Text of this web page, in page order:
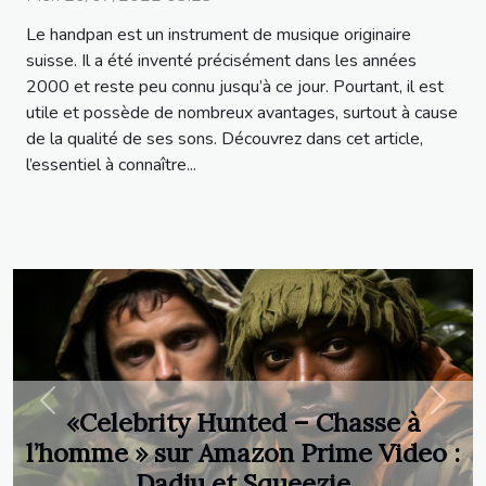
Le handpan est un instrument de musique originaire
suisse. Il a été inventé précisément dans les années
2000 et reste peu connu jusqu’à ce jour. Pourtant, il est
utile et possède de nombreux avantages, surtout à cause
de la qualité de ses sons. Découvrez dans cet article,
l’essentiel à connaître...
«Celebrity Hunted – Chasse à
l’homme » sur Amazon Prime Video :
Previous Next